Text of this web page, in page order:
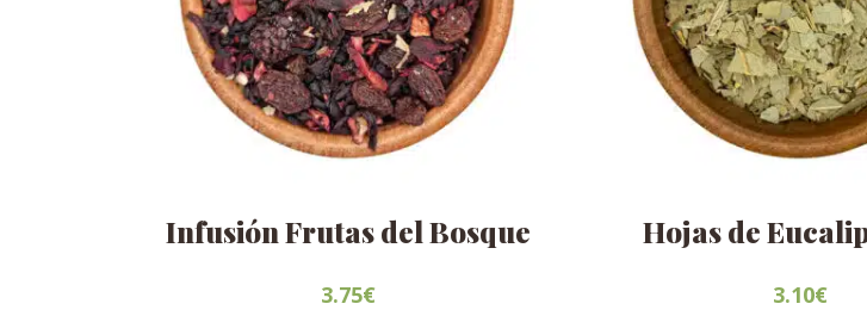
Infusión Frutas del Bosque
3.75€
Hojas de
3.10€